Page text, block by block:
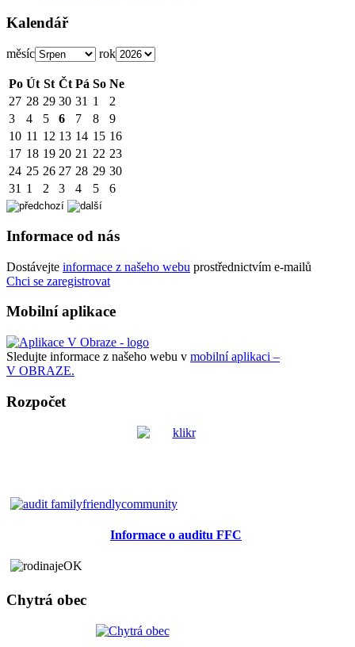
Kalendář
měsíc rok
Po Út St Čt Pá So Ne
27 28 29 30 31 1
2
3
4 5 6 7 8
9
10 11 12 13 14 15 16
17 18 19 20 21 22 23
24 25 26 27 28 29 30
31 1 2 3 4 5 6
Informace od nás
Dostávejte informace z našeho webu prostřednictvím e-mailů
Chci se zaregistrovat
Mobilní aplikace
Sledujte informace z našeho webu v mobilní aplikaci –
V OBRAZE.
Rozpočet
Informace o auditu FFC
Chytrá obec